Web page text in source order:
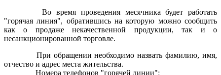
Во время проведения месячника будет работать
"горячая линия", обратившись на которую можно сообщить
как о продаже некачественной продукции, так и о
несанкционированной торговле.
При обращении необходимо назвать фамилию, имя,
отчество и адрес места жительства.
Номера телефонов "горячей линии":